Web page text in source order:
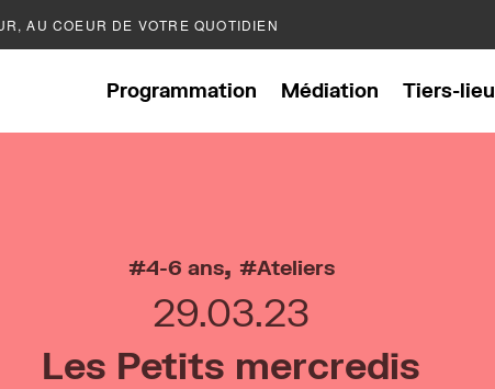
, AU COEUR DE VOTRE QUOTIDIEN
Programmation Médiation Tiers-lieu
4-6 ans, Ateliers
29.03.23
Les Petits mercredis